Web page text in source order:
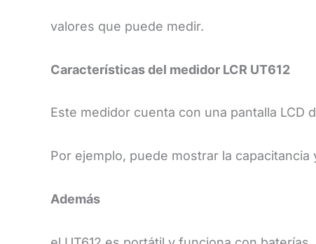
valores que puede medir.
​Características del medidor LCR UT612
​Este medidor cuenta con una pantalla
Por ejemplo, puede mostrar la
Además